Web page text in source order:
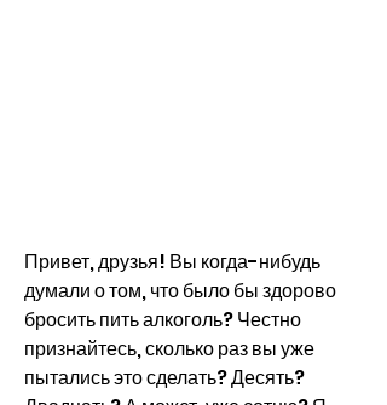
Привет, друзья! Вы когда-нибудь
думали о том, что было бы здорово
бросить пить алкоголь? Честно
признайтесь, сколько раз вы уже
пытались это сделать? Десять?